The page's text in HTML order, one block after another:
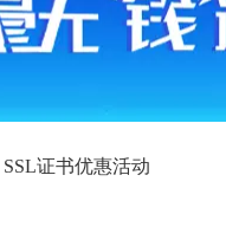
SSL证书优惠活动